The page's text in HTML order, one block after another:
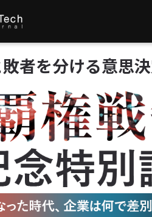
者を分ける意思
ルを入力